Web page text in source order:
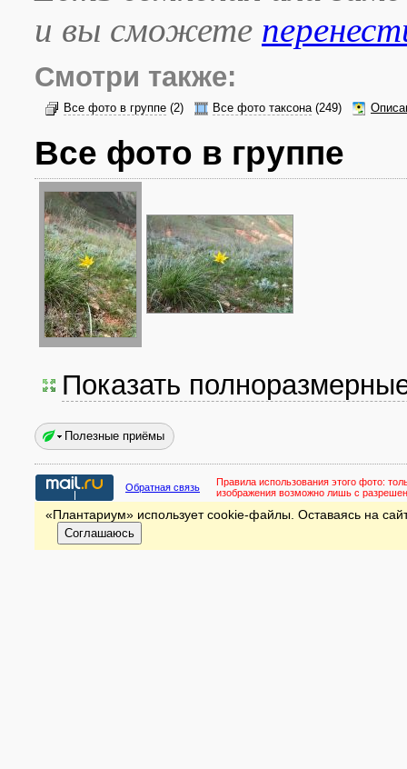
и вы сможете
Смотри также:
Все фото в группе (2) Все фото таксона(249)
Все фото в группе
Показать
Полезные приёмы
Обратная связь Правила использования этого фото:
изображения возможно лишь с
«Плантариум» использует cookie-файлы. Оставаясь на
Соглашаюсь